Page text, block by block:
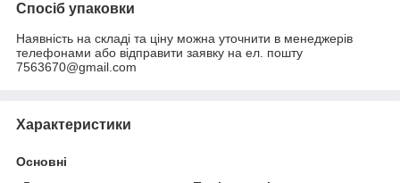
Спосіб упаковки
Наявність на складі та ціну можна уточнити в менеджерів
телефонами або відправити заявку на ел. пошту
7563670@gmail.com
Характеристики
Основні